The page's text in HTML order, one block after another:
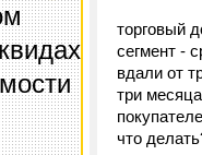
торговый
сегмент -
вдали от
три
что